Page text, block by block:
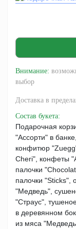
Внимание:
выбор
Доставка в
Состав букета:
Подарочная
"Ассорти" в
конфитюр
Cheri", конфеты
палочки
палочки "Sticks",
"Медведь",
"Страус",
в деревянном
из мяса